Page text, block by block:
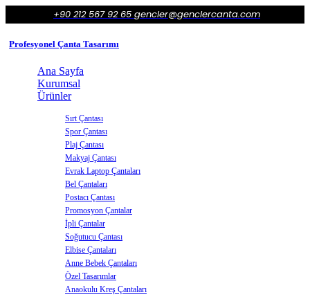
+90 212 567 92 65 gencler@genclercanta.com
Profesyonel Çanta Tasarımı
Ana Sayfa
Kurumsal
Ürünler
Sırt Çantası
Spor Çantası
Plaj Çantası
Makyaj Çantası
Evrak Laptop Çantaları
Bel Çantaları
Postacı Çantası
Promosyon Çantalar
İpli Çantalar
Soğutucu Çantası
Elbise Çantaları
Anne Bebek Çantaları
Özel Tasarımlar
Anaokulu Kreş Çantaları